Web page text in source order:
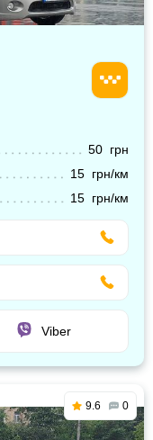
50 грн
15 грн/км
15 грн/км
Viber
9.6 0